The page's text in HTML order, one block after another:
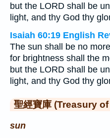
but the LORD shall be
light, and thy God thy
Isaiah 60:19 English
The sun shall be no
for brightness shall the
but the LORD shall be
light, and thy God thy
聖經寶庫 (Treasury
sun